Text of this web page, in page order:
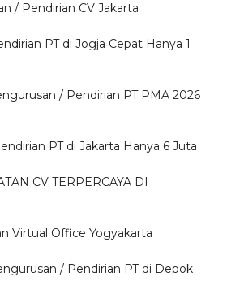
/ Pendirian CV Jakarta
PT di Jogja Cepat Hanya 1
/ Pendirian PT PMA 2026
PT di Jakarta Hanya 6 Juta
CV TERPERCAYA DI
Virtual Office Yogyakarta
/ Pendirian PT di Depok